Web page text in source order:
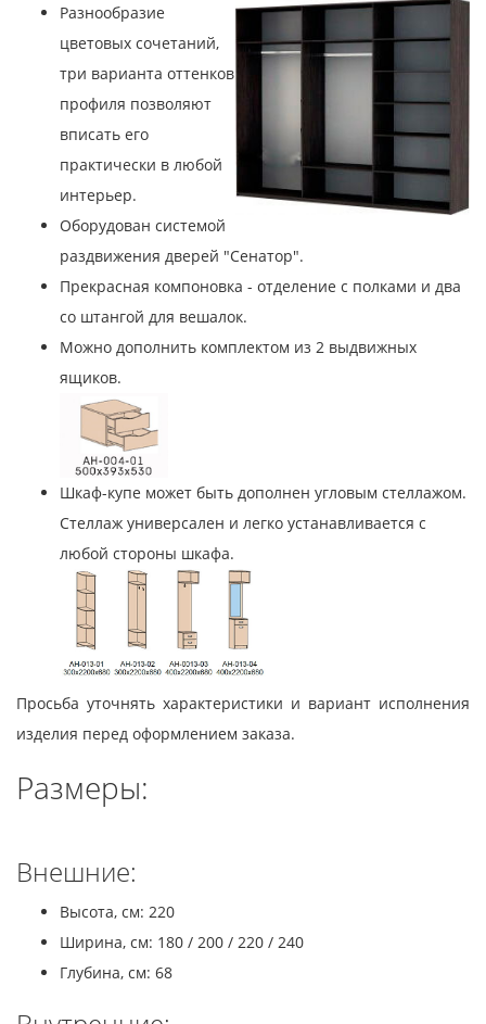
Разнообразие
цветовых сочетаний,
три варианта оттенков
профиля позволяют
вписать его
практически в любой
интерьер.
Оборудован системой
раздвижения дверей "Сенатор".
Прекрасная компоновка - отделение с полками и два
со штангой для вешалок.
Можно дополнить комплектом из 2 выдвижных
ящиков.
Шкаф-купе может быть дополнен угловым стеллажом.
Стеллаж универсален и легко устанавливается с
любой стороны шкафа.
Просьба уточнять характеристики и вариант исполнения
изделия перед оформлением заказа.
Размеры:
Внешние:
Высота, см: 220
Ширина, см: 180 / 200 / 220 / 240
Глубина, см: 68